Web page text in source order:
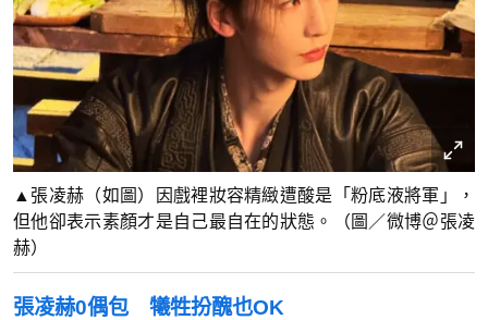
▲張凌赫（如圖）因戲裡妝容精緻遭酸是「粉底液將軍」，
但他卻表示素顏才是自己最自在的狀態。（圖／微博＠張凌
赫）
張凌赫0偶包 犧牲扮醜也OK